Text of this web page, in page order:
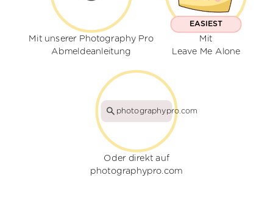
Mit unserer Photography Pro
Abmeldeanleitung
EASIEST
Mit
Leave Me Alone
photographypro.com
Oder direkt auf
photographypro.com